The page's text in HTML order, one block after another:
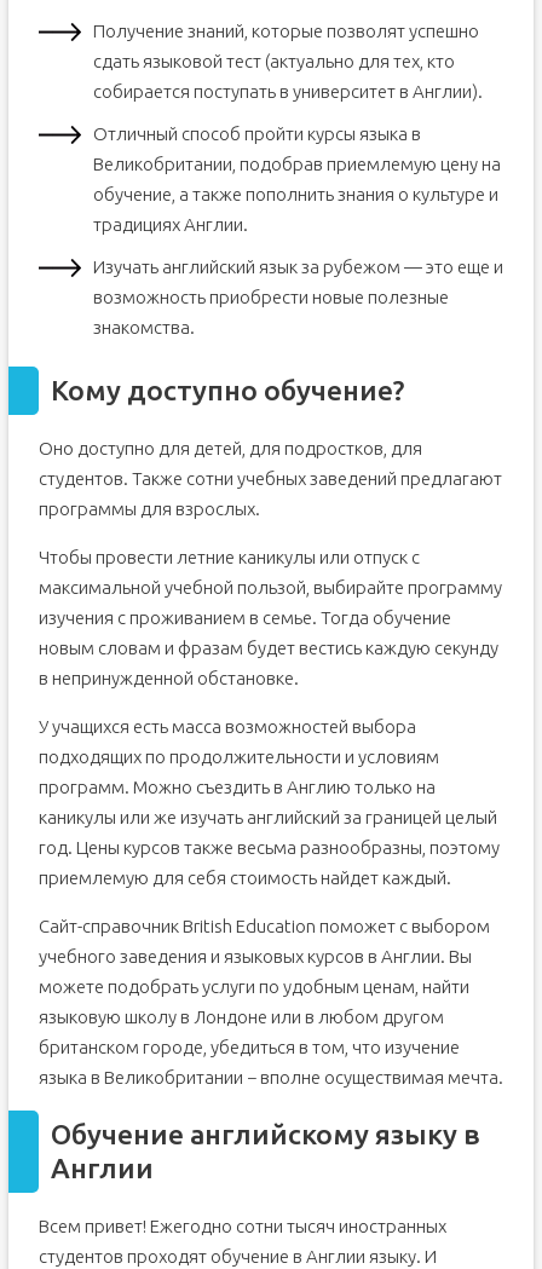
Получение знаний, которые позволят успешно
сдать языковой тест (актуально для тех, кто
собирается поступать в университет в Англии).
Отличный способ пройти курсы языка в
Великобритании, подобрав приемлемую цену на
обучение, а также пополнить знания о культуре и
традициях Англии.
Изучать английский язык за рубежом — это еще и
возможность приобрести новые полезные
знакомства.
Кому доступно обучение?
Оно доступно для детей, для подростков, для
студентов. Также сотни учебных заведений предлагают
программы для взрослых.
Чтобы провести летние каникулы или отпуск с
максимальной учебной пользой, выбирайте программу
изучения с проживанием в семье. Тогда обучение
новым словам и фразам будет вестись каждую секунду
в непринужденной обстановке.
У учащихся есть масса возможностей выбора
подходящих по продолжительности и условиям
программ. Можно съездить в Англию только на
каникулы или же изучать английский за границей целый
год. Цены курсов также весьма разнообразны, поэтому
приемлемую для себя стоимость найдет каждый.
Сайт-справочник British Education поможет с выбором
учебного заведения и языковых курсов в Англии. Вы
можете подобрать услуги по удобным ценам, найти
языковую школу в Лондоне или в любом другом
британском городе, убедиться в том, что изучение
языка в Великобритании − вполне осуществимая мечта.
Обучение английскому языку в
Англии
Всем привет! Ежегодно сотни тысяч иностранных
студентов проходят обучение в Англии языку. И